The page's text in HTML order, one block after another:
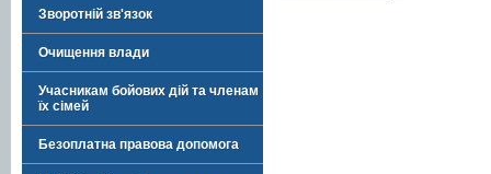
Зворотній зв'язок
Очищення влади
Учасникам бойових дій та членам
їх сімей
Безоплатна правова допомога